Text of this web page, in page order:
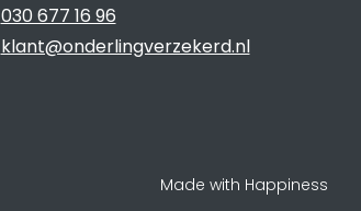
030 677 16 96
klant@onderlingverzekerd.nl
Made with Happiness